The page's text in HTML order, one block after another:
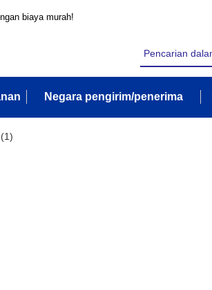
biaya murah!
Negara pengirim/penerima